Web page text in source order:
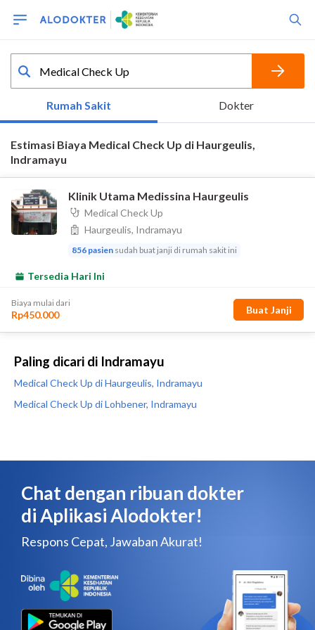
Paling dicari di Indramayu
Medical Check Up di Haurgeulis, Indramayu
Medical Check Up di Lohbener, Indramayu